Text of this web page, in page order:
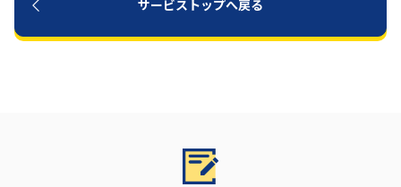
まはこちらサービストップへ戻る